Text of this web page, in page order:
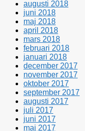
augusti 2018
juni 2018
maj 2018
april 2018
mars 2018
februari 2018
januari 2018
december 2017
november 2017
oktober 2017
september 2017
augusti 2017
juli 2017
juni 2017
maj 2017